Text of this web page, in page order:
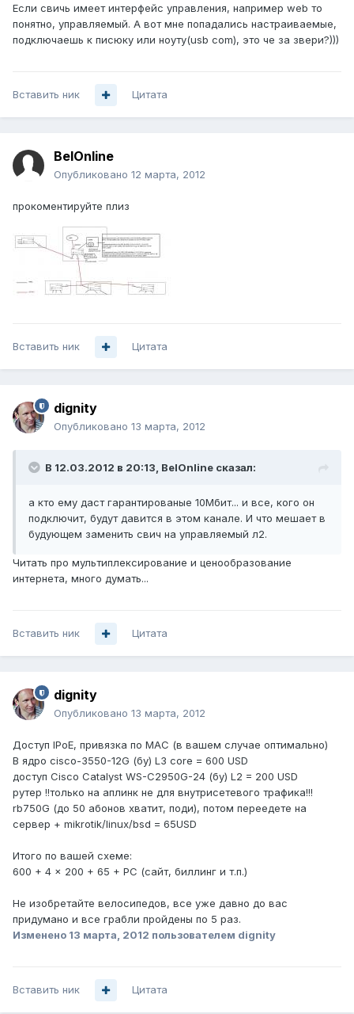
Если свичь имеет интерфейс управления, например web то
понятно, управляемый. А вот мне попадались настраиваемые,
подключаешь к писюку или ноуту(usb com), это че за звери?)))
Вставить ник Цитата
BelOnline
Опубликовано 12 марта, 2012
прокоментируйте плиз
Вставить ник Цитата
dignity
Опубликовано 13 марта, 2012
В 12.03.2012 в 20:13, BelOnline сказал:
а кто ему даст гарантированые 10Мбит... и все, кого он
подключит, будут давится в этом канале. И что мешает в
будующем заменить свич на управляемый л2.
Читать про мультиплексирование и ценообразование
интернета, много думать...
Вставить ник Цитата
dignity
Опубликовано 13 марта, 2012
Доступ IPoE, привязка по MAC (в вашем случае оптимально)
В ядро cisco-3550-12G (бу) L3 core = 600 USD
доступ Cisco Catalyst WS-C2950G-24 (бу) L2 = 200 USD
рутер !!только на аплинк не для внутрисетевого трафика!!!
rb750G (до 50 абонов хватит, поди), потом переедете на
сервер + mikrotik/linux/bsd = 65USD
Итого по вашей схеме:
600 + 4 x 200 + 65 + PC (сайт, биллинг и т.п.)
Не изобретайте велосипедов, все уже давно до вас
придумано и все грабли пройдены по 5 раз.
Изменено 13 марта, 2012 пользователем dignity
Вставить ник Цитата